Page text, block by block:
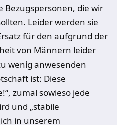
Bezugspersonen, die wir
Leider werden sie
für den aufgrund der
von Männern leider
wenig anwesenden
ist: Diese
zumal sowieso jede
und „stabile
in unserem